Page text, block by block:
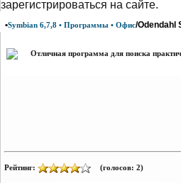
зарегистрироваться на сайте.
•Symbian 6,7,8 • Программы • Офис/Odendahl
Отличная программа для поиска
Рейтинг: (голосов: 2)